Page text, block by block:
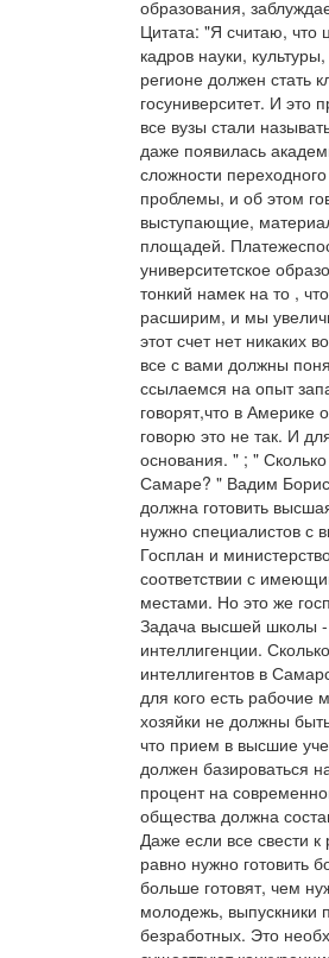
образования,
Цитата: "Я считаю, что
кадров науки,
регионе должен стать
госуниверситет. И это
все вузы стали
даже появилась
сложности
проблемы, и об этом
выступающие,
площадей.
университетское
тонкий намек на то ,
расширим, и мы
этот счет нет никаких
все с вами должны
ссылаемся на опыт
говорят,что в Америке
говорю это не так. И
основания. " ; "
Самаре? " Вадим
должна готовить
нужно специалистов с
Госплан и
соответствии с
местами. Но это же
Задача высшей школы
интеллигенции.
интеллигентов в
для кого есть
хозяйки не должны
что прием в высшие
должен базироваться
процент на
общества должна
Даже если все свести
равно нужно готовить
больше готовят, чем
молодежь,
безработных. Это